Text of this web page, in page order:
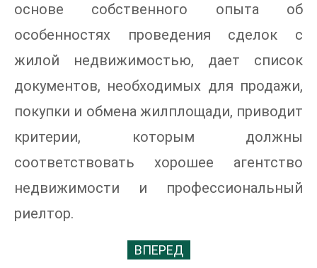
основе собственного опыта об
особенностях проведения сделок с
жилой недвижимостью, дает список
документов, необходимых для продажи,
покупки и обмена жилплощади, приводит
критерии, которым должны
соответствовать хорошее агентство
недвижимости и профессиональный
риелтор.
ВПЕРЕД